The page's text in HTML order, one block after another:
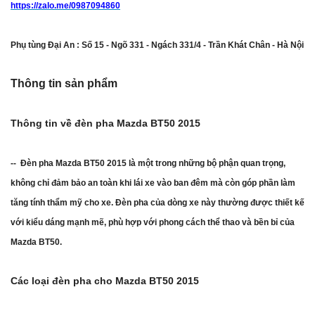
https://zalo.me/0987094860
Phụ tùng Đại An : Số 15 - Ngõ 331 - Ngách 331/4 - Trần Khát Chân - Hà Nội
Thông tin sản phẩm
Thông tin về đèn pha Mazda BT50 2015
-- Đèn pha Mazda BT50 2015 là một trong những bộ phận quan trọng,
không chỉ đảm bảo an toàn khi lái xe vào ban đêm mà còn góp phần làm
tăng tính thẩm mỹ cho xe. Đèn pha của dòng xe này thường được thiết kế
với kiểu dáng mạnh mẽ, phù hợp với phong cách thể thao và bền bỉ của
Mazda BT50.
Các loại đèn pha cho Mazda BT50 2015